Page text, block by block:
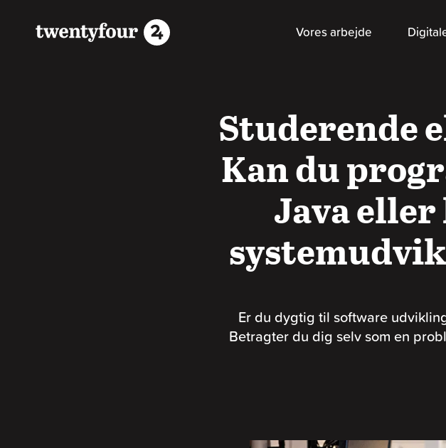
Vores arbejde
Studerende
Kan du
Java
Er du dygtig til software
Betragter du dig selv som en